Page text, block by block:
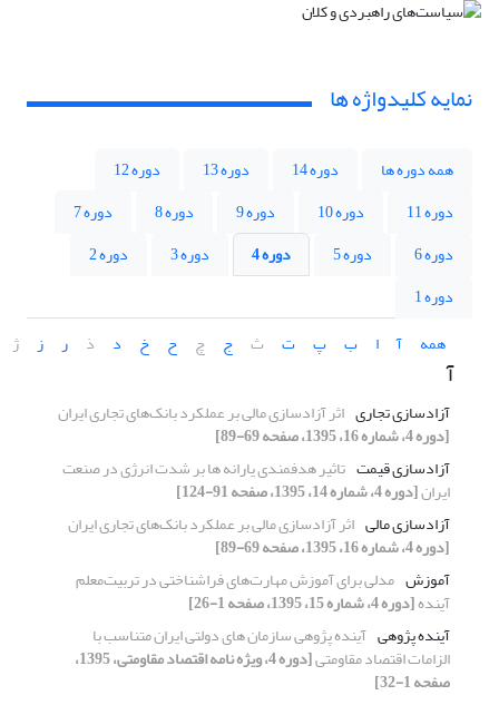
نمایه کلیدواژه ها
همه دوره ها دوره 14 دوره 13
دوره 12
دوره 11
دوره 10 دوره 9 دوره 8
دوره 7
دوره 6
دوره 5 دوره 4 دوره 3
دوره 2
دوره 1
همه
آ ا ب پ ت ث ج چ ح خ د ذ ر ز ژ
آ
آزادسازی تجاری اثر آزادسازی مالی بر عملکرد بانک‌های تجاری ایران
[دوره 4، شماره 16، 1395، صفحه 69-89]
آزادسازی قیمت تاثیر هدفمندی یارانه ها بر شدت انرژی در صنعت
ایران[دوره 4، شماره 14، 1395، صفحه 91-124]
آزادسازی مالی اثر آزادسازی مالی بر عملکرد بانک‌های تجاری ایران
[دوره 4، شماره 16، 1395، صفحه 69-89]
آموزش مدلی برای آموزش مهارت‌های فراشناختی در تربیت‌معلم
آینده[دوره 4، شماره 15، 1395، صفحه 1-26]
آینده پژوهی آینده پژوهی سازمان های دولتی ایران متناسب با
الزامات اقتصاد مقاومتی [دوره 4، ویژه نامه اقتصاد مقاومتی، 1395،
صفحه 1-32]